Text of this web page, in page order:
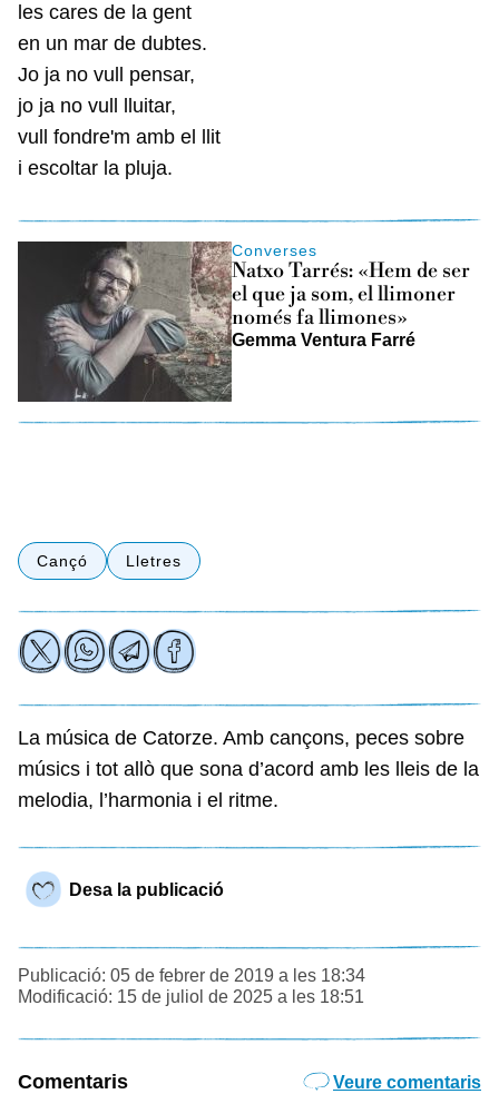
les cares de la gent
en un mar de dubtes.
Jo ja no vull pensar,
jo ja no vull lluitar,
vull fondre'm amb el llit
i escoltar la pluja.
Converses
Natxo Tarrés: «Hem de ser
el que ja som, el llimoner
només fa llimones»
Gemma Ventura Farré
Cançó Lletres
La música de Catorze. Amb cançons, peces sobre
músics i tot allò que sona d’acord amb les lleis de la
melodia, l’harmonia i el ritme.
Desa la publicació
Publicació: 05 de febrer de 2019 a les 18:34
Modificació: 15 de juliol de 2025 a les 18:51
Comentaris Veure comentaris